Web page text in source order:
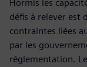
Hormis les
défis à relever est
contraintes liées
par les
réglementation.